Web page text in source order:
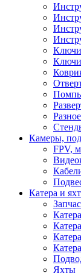
Ключи
Ключи
Разное
Камеры,
FPV,
Катера и
Яхты